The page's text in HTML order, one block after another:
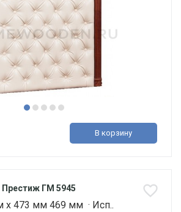
В корзину
Престиж ГМ 5945
х 473 мм 469 мм · Исп..